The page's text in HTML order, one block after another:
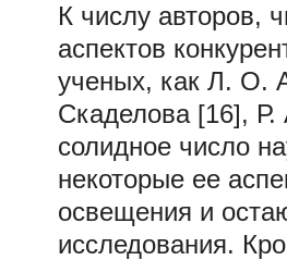
К числу авторов,
аспектов
ученых, как Л. О.
Скаделова [16], Р.
солидное число
некоторые ее
освещения и
исследования.